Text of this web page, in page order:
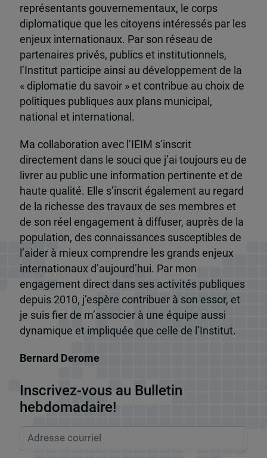
représentants gouvernementaux, le corps
diplomatique que les citoyens intéressés par les
enjeux internationaux. Par son réseau de
partenaires privés, publics et institutionnels,
l’Institut participe ainsi au développement de la
« diplomatie du savoir » et contribue au choix de
politiques publiques aux plans municipal,
national et international.
Ma collaboration avec l’IEIM s’inscrit
directement dans le souci que j’ai toujours eu de
livrer au public une information pertinente et de
haute qualité. Elle s’inscrit également au regard
de la richesse des travaux de ses membres et
de son réel engagement à diffuser, auprès de la
population, des connaissances susceptibles de
l’aider à mieux comprendre les grands enjeux
internationaux d’aujourd’hui. Par mon
engagement direct dans ses activités publiques
depuis 2010, j’espère contribuer à son essor, et
je suis fier de m’associer à une équipe aussi
dynamique et impliquée que celle de l’Institut.
Bernard Derome
Inscrivez-vous au Bulletin
hebdomadaire!